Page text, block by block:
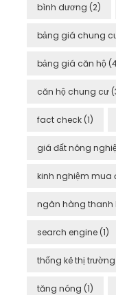
bình dương (2)
bảng giá chung
bảng giá căn hộ
căn hộ chung cư
fact check (1)
giá đất nông
kinh nghiệm mua
ngân hàng thanh
search engine (1)
thống kê thị trường
tăng nóng (1)